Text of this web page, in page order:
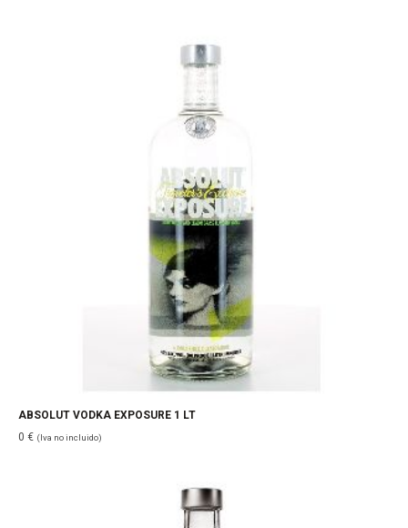
ABSOLUT VODKA EXPOSURE 1 LT
0 € (Iva no incluido)